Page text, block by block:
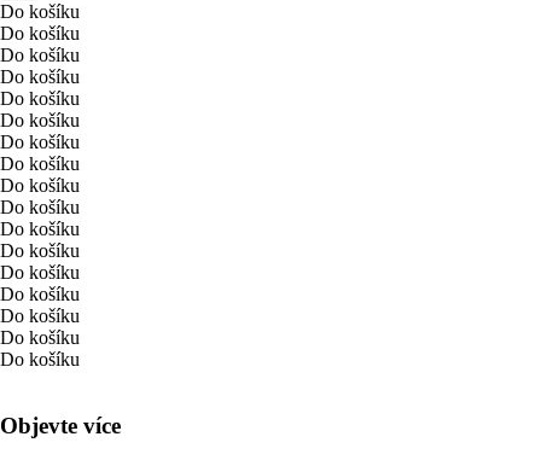
Do košíku
Do košíku
Do košíku
Do košíku
Do košíku
Do košíku
Do košíku
Do košíku
Do košíku
Do košíku
Do košíku
Do košíku
Do košíku
Do košíku
Do košíku
Do košíku
Do košíku
Objevte více